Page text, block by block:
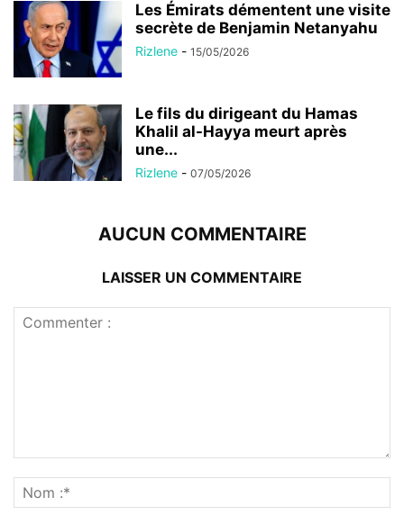
Les Émirats démentent une visite
secrète de Benjamin Netanyahu
Rizlene - 15/05/2026
Le fils du dirigeant du Hamas
Khalil al-Hayya meurt après
une...
Rizlene - 07/05/2026
AUCUN COMMENTAIRE
LAISSER UN COMMENTAIRE